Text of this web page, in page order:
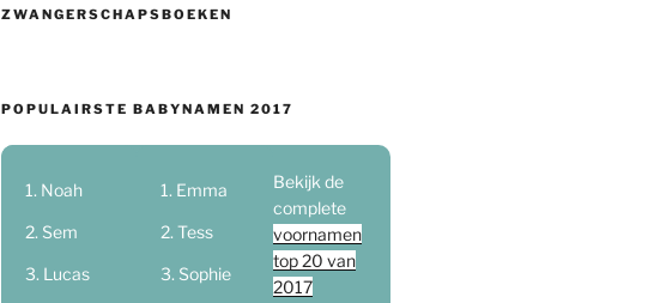
ZWANGERSCHAPSBOEKEN
POPULAIRSTE BABYNAMEN 2017
Noah
Sem
Lucas
Emma
Tess
Sophie
Bekijk de
complete
voornamen
top 20 van
2017